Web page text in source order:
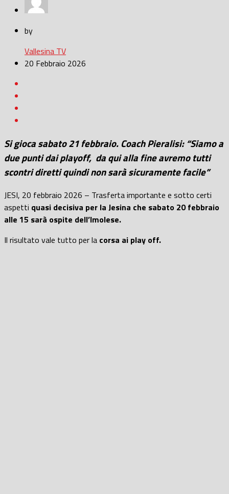
by
Vallesina TV
20 Febbraio 2026
Si gioca sabato 21 febbraio. Coach Pieralisi: “Siamo a
due punti dai playoff, da qui alla fine avremo tutti
scontri diretti quindi non sarà sicuramente facile”
JESI, 20 febbraio 2026 – Trasferta importante e sotto certi
aspetti quasi decisiva per la Jesina che sabato 20 febbraio
alle 15 sarà ospite dell’Imolese.
Il risultato vale tutto per la corsa ai play off.